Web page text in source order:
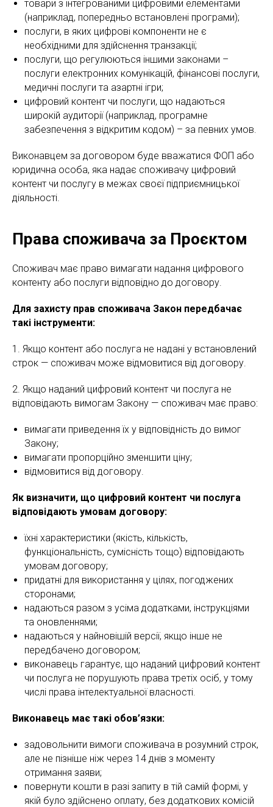
товари з інтегрованими цифровими елементами
(наприклад, попередньо встановлені програми);
послуги, в яких цифрові компоненти не є
необхідними для здійснення транзакції;
послуги, що регулюються іншими законами –
послуги електронних комунікацій, фінансові послуги,
медичні послуги та азартні ігри;
цифровий контент чи послуги, що надаються
широкій аудиторії (наприклад, програмне
забезпечення з відкритим кодом) – за певних умов.
Виконавцем за договором буде вважатися ФОП або
юридична особа, яка надає споживачу цифровий
контент чи послугу в межах своєї підприємницької
діяльності.
Права споживача за Проєктом
Споживач має право вимагати надання цифрового
контенту або послуги відповідно до договору.
Для захисту прав споживача Закон передбачає
такі інструменти:
1. Якщо контент або послуга не надані у встановлений
строк — споживач може відмовитися від договору.
2. Якщо наданий цифровий контент чи послуга не
відповідають вимогам Закону — споживач має право:
вимагати приведення їх у відповідність до вимог
Закону;
вимагати пропорційно зменшити ціну;
відмовитися від договору.
Як визначити, що цифровий контент чи послуга
відповідають умовам договору:
їхні характеристики (якість, кількість,
функціональність, сумісність тощо) відповідають
умовам договору;
придатні для використання у цілях, погоджених
сторонами;
надаються разом з усіма додатками, інструкціями
та оновленнями;
надаються у найновішій версії, якщо інше не
передбачено договором;
виконавець гарантує, що наданий цифровий контент
чи послуга не порушують права третіх осіб, у тому
числі права інтелектуальної власності.
Виконавець має такі обов’язки:
задовольнити вимоги споживача в розумний строк,
але не пізніше ніж через 14 днів з моменту
отримання заяви;
повернути кошти в разі запиту в тій самій формі, у
якій було здійснено оплату, без додаткових комісій